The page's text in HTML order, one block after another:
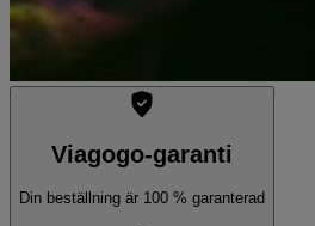
Viagogo-garanti
Din beställning är 100 % garanterad